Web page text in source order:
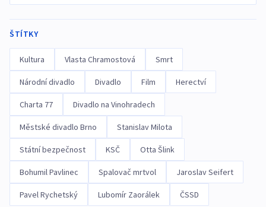
ŠTÍTKY
Kultura Vlasta Chramostová Smrt
Národní divadlo Divadlo Film Herectví
Charta 77 Divadlo na Vinohradech
Městské divadlo Brno Stanislav Milota
Státní bezpečnost KSČ Otta Šlink
Bohumil Pavlinec Spalovač mrtvol Jaroslav Seifert
Pavel Rychetský Lubomír Zaorálek ČSSD